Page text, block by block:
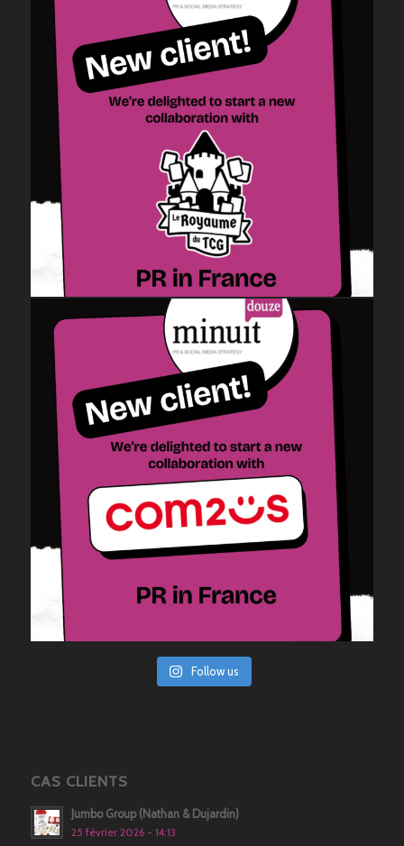
Follow us
CAS CLIENTS
Jumbo Group (Nathan & Dujardin)
25 février 2026 - 14:13